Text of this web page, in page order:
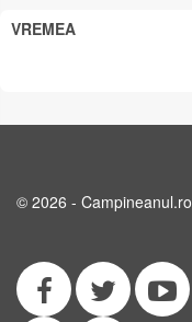
VREMEA
© 2026 - Campineanul.ro